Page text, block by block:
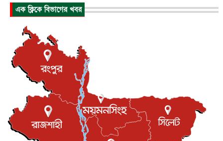
আকাশে ট্রাম্পের হেলিকপ্টার ও যাত্রীবাহী বিমান মুখোমুখি, তদন্...
আন্তর্জাতিক
আন্তর্জাতিক
যুক্তরাষ্ট্রে পারিবারিক সংঘাতে বন্দুক হামলা, নিহত ৩
আন্তর্জাতিক
টি-টোয়েন্টি ইতিহাসের সর্বোচ্চ রানের মালিক এখন জস বাটলার
খেলাধুলা ৬ আগস্ট, ২০২৬
বস্তিতে কেটেছে শৈশব, আজ মুম্বাইয়ে দুই বাড়ির মালিক
৬ আগস্ট, ২০২৬
এক ক্লিকে বিভাগের খবর